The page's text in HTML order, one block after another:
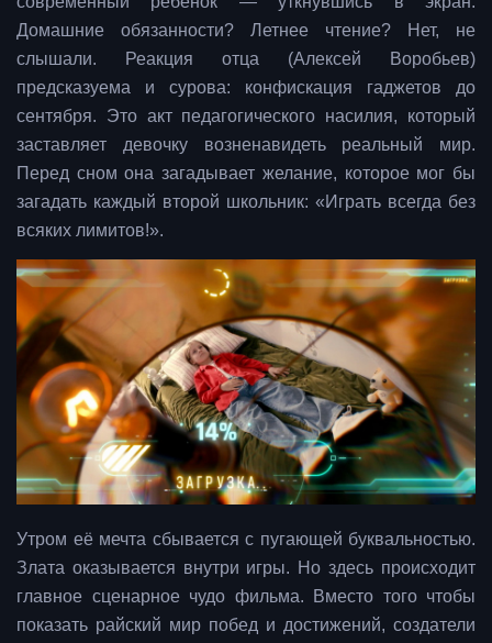
Домашние обязанности? Летнее чтение? Нет, не
слышали. Реакция отца (Алексей Воробьев)
предсказуема и сурова: конфискация гаджетов до
сентября. Это акт педагогического насилия, который
заставляет девочку возненавидеть реальный мир.
Перед сном она загадывает желание, которое мог бы
загадать каждый второй школьник: «Играть всегда без
всяких лимитов!».
Утром её мечта сбывается с пугающей буквальностью.
Злата оказывается внутри игры. Но здесь происходит
главное сценарное чудо фильма. Вместо того чтобы
показать райский мир побед и достижений, создатели